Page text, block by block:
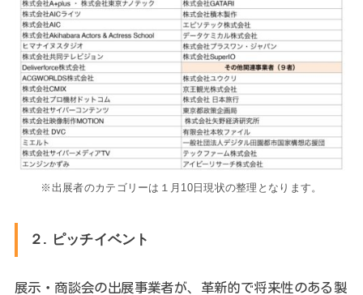
※出展者のカテゴリーは１月10日現状の整理となります。
２. ピッチイベント
展示・商談会の出展事業者が、革新的で将来性のある製